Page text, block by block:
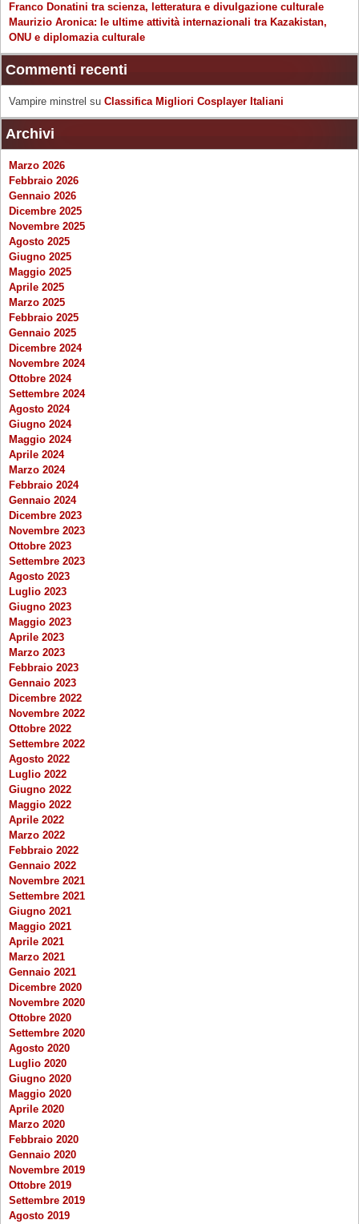
Franco Donatini tra scienza, letteratura e divulgazione culturale
Maurizio Aronica: le ultime attività internazionali tra Kazakistan,
ONU e diplomazia culturale
Commenti recenti
Vampire minstrel su Classifica Migliori Cosplayer Italiani
Archivi
Marzo 2026
Febbraio 2026
Gennaio 2026
Dicembre 2025
Novembre 2025
Agosto 2025
Giugno 2025
Maggio 2025
Aprile 2025
Marzo 2025
Febbraio 2025
Gennaio 2025
Dicembre 2024
Novembre 2024
Ottobre 2024
Settembre 2024
Agosto 2024
Giugno 2024
Maggio 2024
Aprile 2024
Marzo 2024
Febbraio 2024
Gennaio 2024
Dicembre 2023
Novembre 2023
Ottobre 2023
Settembre 2023
Agosto 2023
Luglio 2023
Giugno 2023
Maggio 2023
Aprile 2023
Marzo 2023
Febbraio 2023
Gennaio 2023
Dicembre 2022
Novembre 2022
Ottobre 2022
Settembre 2022
Agosto 2022
Luglio 2022
Giugno 2022
Maggio 2022
Aprile 2022
Marzo 2022
Febbraio 2022
Gennaio 2022
Novembre 2021
Settembre 2021
Giugno 2021
Maggio 2021
Aprile 2021
Marzo 2021
Gennaio 2021
Dicembre 2020
Novembre 2020
Ottobre 2020
Settembre 2020
Agosto 2020
Luglio 2020
Giugno 2020
Maggio 2020
Aprile 2020
Marzo 2020
Febbraio 2020
Gennaio 2020
Novembre 2019
Ottobre 2019
Settembre 2019
Agosto 2019